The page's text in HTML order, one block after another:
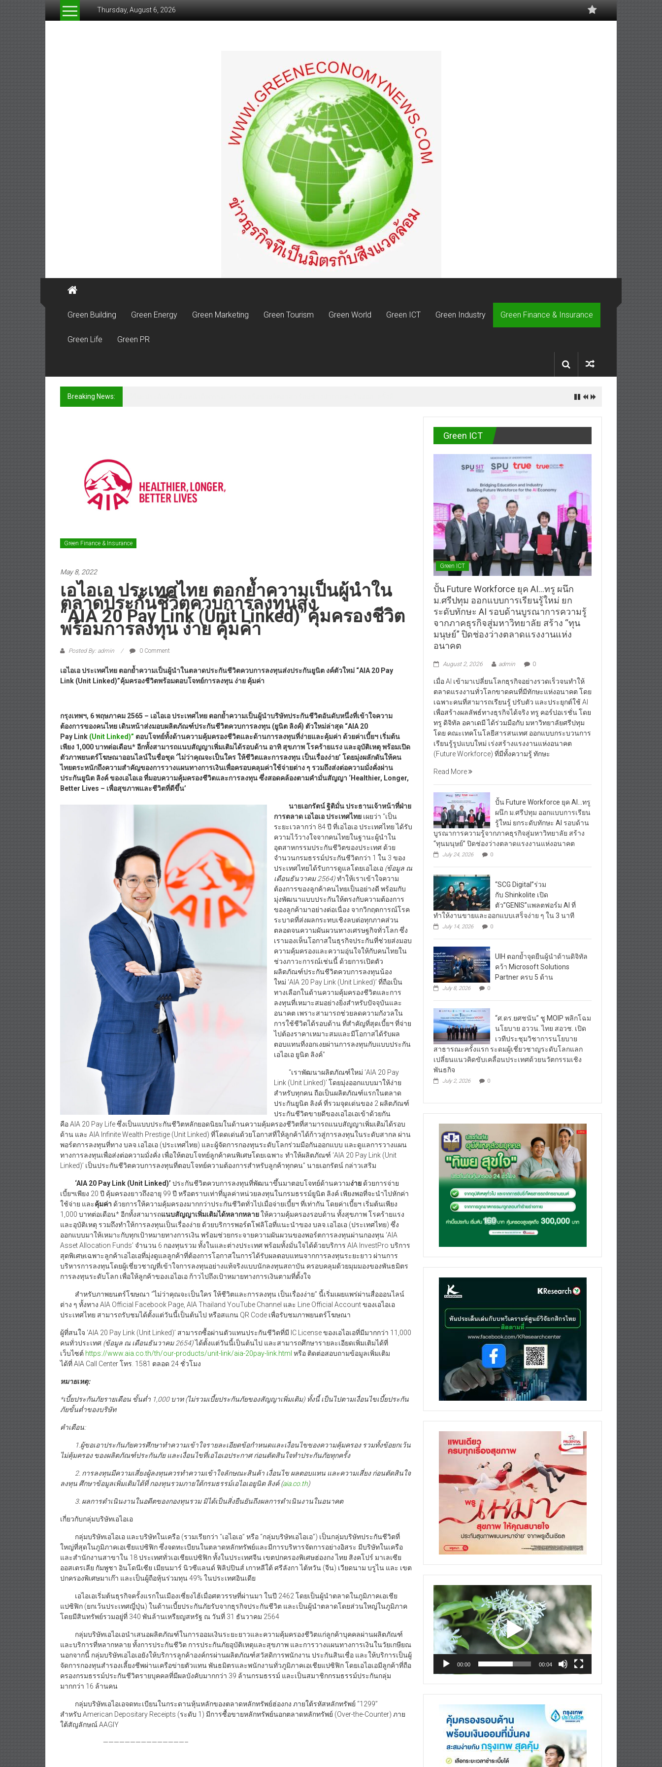
Thursday, August 6, 2026
Green Building Green Energy Green Marketing Green Tourism Green World Green ICT Green Industry Green Finance & Insurance
Green Life Green PR
Breaking News:
Green Finance & Insurance
May 8, 2022
เอไอเอ ประเทศไทย ตอกย้ำความเป็นผู้นำใน
ตลาดประกันชีวิตควบการลงทุนส่ง
“AIA 20 Pay Link (Unit Linked)”คุ้มครองชีวิต
พร้อมการลงทุน ง่าย คุ้มค่า
Posted By: admin 0 Comment
เอไอเอ ประเทศไทย ตอกย้ำความเป็นผู้นำในตลาดประกันชีวิตควบการลงทุนส่งประกันยูนิต งค์ตัวใหม่ “AIA 20 Pay
Link (Unit Linked)”คุ้มครองชีวิตพร้อมตอบโจทย์การลงทุน ง่าย คุ้มค่า
กรุงเทพฯ, 6 พฤษภาคม 2565 – เอไอเอ ประเทศไทย ตอกย้ำความเป็นผู้นำบริษัทประกันชีวิตอันดับหนึ่งที่เข้าใจความ
ต้องการของคนไทย เดินหน้าส่งมอบผลิตภัณฑ์ประกันชีวิตควบการลงทุน (ยูนิต ลิงค์) ตัวใหม่ล่าสุด “AIA 20
Pay Link (Unit Linked)” ตอบโจทย์ทั้งด้านความคุ้มครองชีวิตและด้านการลงทุนที่ง่ายและคุ้มค่า ด้วยค่าเบี้ยฯ เริ่มต้น
เพียง 1 ,000 บาทต่อเดือน* อีกทั้งสามารถแนบสัญญาเพิ่มเติมได้รอบด้าน อาทิ สุขภาพ โรคร้ายแรง และอุบัติเหตุ พร้อมเปิด
ตัวภาพยนตร์โฆษณาออนไลน์ในชื่อชุด ‘ไม่ว่าคุณจะเป็นใคร ให้ชีวิตและการลงทุน เป็นเรื่องง่าย’ โดยมุ่งผลักดันให้คน
ไทยตระหนักถึงความสำคัญของการวางแผนทางการเงินเพื่อครอบคลุมค่าใช้จ่ายต่าง ๆ รวมถึงส่งต่อความมั่งคั่งผ่าน
ประกันยูนิต ลิงค์ ของเอไอเอ ที่มอบความคุ้มครองชีวิตและการลงทุน ซึ่งสอดคล้องตามคำมั่นสัญญา ‘Healthier, Longer,
Better Lives – เพื่อสุขภาพและชีวิตที่ดีขึ้น’
นายเอกรัตน์ ฐิติมั่น ประธานเจ้าหน้าที่ฝ่าย
การตลาด เอไอเอ ประเทศไทย เผยว่า “เป็น
ระยะเวลากว่า 84 ปี ที่เอไอเอ ประเทศไทย ได้รับ
ความไว้วางใจจากคนไทยในฐานะผู้นำใน
อุตสาหกรรมประกันชีวิตของประเทศ ด้วย
จำนวนกรมธรรม์ประกันชีวิตกว่า 1 ใน 3 ของ
ประเทศไทยได้รับการดูแลโดยเอไอเอ (ข้อมูล ณ
เดือนธันวาคม 2564)ทำให้เราเข้าใจความ
ต้องการของลูกค้าคนไทยเป็นอย่างดี พร้อมกับ
มุ่งพัฒนาแบบประกันให้ตรงกับความต้องการ
ของลูกค้ามาอย่างต่อเนื่อง จากวิกฤตการณ์โรค
ระบาดที่ส่งผลกระทบเชิงลบต่อทุกภาคส่วน
ตลอดจนความผันผวนทางเศรษฐกิจทั่วโลก ซึ่ง
เรามองเห็นโอกาสในธุรกิจประกันที่ช่วยส่งมอบ
ความคุ้มครองและความอุ่นใจให้กับคนไทยใน
ช่วงภาวะการณ์เช่นนี้ ด้วยการเปิดตัว
ผลิตภัณฑ์ประกันชีวิตควบการลงทุนน้อง
ใหม่ ‘AIA 20 Pay Link (Unit Linked)’ ที่ถือเป็น
ทางเลือกในด้านความคุ้มครองชีวิตและการ
ลงทุนที่เหมาะสมอย่างยิ่งสำหรับปัจจุบันและ
อนาคต เพราะสามารถช่วยลดความกังวลใน
การใช้ชีวิตได้รอบด้าน ที่สำคัญที่สุดเบี้ยฯ ที่จ่าย
ไปต้องราคาเหมาะสมและมีโอกาสได้รับผล
ตอบแทนที่งอกเงยผ่านการลงทุนกับแบบประกัน
เอไอเอ ยูนิต ลิงค์”
“เราพัฒนาผลิตภัณฑ์ใหม่ ‘AIA 20 Pay
Link (Unit Linked)’ โดยมุ่งออกแบบมาให้ง่าย
สำหรับทุกคน ถือเป็นผลิตภัณฑ์แรกในตลาด
ประกันยูนิต ลิงค์ ที่รวมจุดเด่นของ 2 ผลิตภัณฑ์
ประกันชีวิตขายดีของเอไอเอเข้าด้วยกัน
คือ AIA 20 Pay Life ซึ่งเป็นแบบประกันชีวิตหลักยอดนิยมในด้านความคุ้มครองชีวิตที่สามารถแนบสัญญาเพิ่มเติมได้รอบ
ด้าน และ AIA Infinite Wealth Prestige (Unit Linked) ที่โดดเด่นด้วยโอกาสที่ให้ลูกค้าได้ก้าวสู่การลงทุนในระดับสากล ผ่าน
พอร์ตการลงทุนที่ทาง บลจ.เอไอเอ (ประเทศไทย) และผู้จัดการกองทุนระดับโลกร่วมมือกันออกแบบ และดูแลการวางแผน
ทางการลงทุนเพื่อส่งต่อความมั่งคั่ง เพื่อให้ตอบโจทย์ลูกค้าคนพิเศษโดยเฉพาะ ทำให้ผลิตภัณฑ์ ‘AIA 20 Pay Link (Unit
Linked)’ เป็นประกันชีวิตควบการลงทุนที่ตอบโจทย์ความต้องการสำหรับลูกค้าทุกคน” นายเอกรัตน์ กล่าวเสริม
‘AIA 20 Pay Link (Unit Linked)’ ประกันชีวิตควบการลงทุนที่พัฒนาขึ้นมาตอบโจทย์ด้านความง่าย ด้วยการจ่าย
เบี้ยฯเพียง 20 ปี คุ้มครองยาวถึงอายุ 99 ปี หรือตราบเท่าที่มูลค่าหน่วยลงทุนในกรมธรรม์ยูนิต ลิงค์ เพียงพอที่จะนำไปหักค่า
ใช้จ่าย และคุ้มค่า ด้วยการให้ความคุ้มครองมากกว่าประกันชีวิตทั่วไปเมื่อจ่ายเบี้ยฯ ที่เท่ากัน โดยค่าเบี้ยฯ เริ่มต้นเพียง
1,000 บาทต่อเดือน* อีกทั้งสามารถแนบสัญญาเพิ่มเติมได้หลากหลายให้ความคุ้มครองรอบด้าน ทั้งสุขภาพ โรคร้ายแรง
และอุบัติเหตุ รวมถึงทำให้การลงทุนเป็นเรื่องง่าย ด้วยบริการพอร์ตโฟลิโอที่แนะนำของ บลจ.เอไอเอ (ประเทศไทย) ซึ่ง
ออกแบบมาให้เหมาะกับทุกเป้าหมายทางการเงิน พร้อมช่วยกระจายความผันผวนของพอร์ตการลงทุนผ่านกองทุน ‘AlA
Asset Allocation Funds’ จำนวน 6 กองทุนรวม ทั้งในและต่างประเทศ พร้อมทั้งมั่นใจได้ด้วยบริการ AIA InvestPro บริการ
สุดพิเศษเฉพาะลูกค้าเอไอเอที่มุ่งดูแลลูกค้าที่ต้องการโอกาสในการได้รับผลตอบแทนจากการลงทุนระยะยาว ผ่านการ
บริหารการลงทุนโดยผู้เชี่ยวชาญที่เข้าใจการลงทุนอย่างแท้จริงแบบนักลงทุนสถาบัน ครอบคลุมด้วยมุมมองของพันธมิตร
การลงทุนระดับโลก เพื่อให้ลูกค้าของเอไอเอ ก้าวไปถึงเป้าหมายทางการเงินตามที่ตั้งใจ
สำหรับภาพยนตร์โฆษณา “ไม่ว่าคุณจะเป็นใคร ให้ชีวิตและการลงทุน เป็นเรื่องง่าย” นี้เริ่มเผยแพร่ผ่านสื่อออนไลน์
ต่าง ๆ ทั้งทาง AIA Official Facebook Page, AIA Thailand YouTube Channel และ Line Official Account ของเอไอเอ
ประเทศไทย สามารถรับชมได้ตั้งแต่วันนี้เป็นต้นไป หรือสแกน QR Code เพื่อรับชมภาพยนตร์โฆษณา
ผู้ที่สนใจ ‘AIA 20 Pay Link (Unit Linked)’ สามารถซื้อผ่านตัวแทนประกันชีวิตที่มี IC License ของเอไอเอที่มีมากกว่า 11,000
คนทั่วประเทศ (ข้อมูล ณ เดือนธันวาคม 2654)ได้ตั้งแต่วันนี้เป็นต้นไป และสามารถศึกษารายละเอียดเพิ่มเติมได้ที่
เว็บไซต์ https://www.aia.co.th/th/our-products/unit-link/aia-20pay-link.html หรือ ติดต่อสอบถามข้อมูลเพิ่มเติม
ได้ที่ AIA Call Center โทร. 1581 ตลอด 24 ชั่วโมง
หมายเหตุ:
*เบี้ยประกันภัยรายเดือน ขั้นต่ำ 1,000 บาท (ไม่รวมเบี้ยประกันภัยของสัญญาเพิ่มเติม) ทั้งนี้ เป็นไปตามเงื่อนไขเบี้ยประกัน
ภัยขั้นต่ำของบริษัท
คำเตือน:
1.ผู้ขอเอาประกันภัยควรศึกษาทำความเข้าใจรายละเอียดข้อกำหนดและเงื่อนไขของความคุ้มครอง รวมทั้งข้อยกเว้น
ไม่คุ้มครอง ของผลิตภัณฑ์ประกันภัย และเงื่อนไขที่เอไอเอประกาศ ก่อนตัดสินใจทำประกันภัยทุกครั้ง
2. การลงทุนมีความเสี่ยงผู้ลงทุนควรทำความเข้าใจลักษณะสินค้า เงื่อนไข ผลตอบแทน และความเสี่ยง ก่อนตัดสินใจ
ลงทุน ศึกษาข้อมูลเพิ่มเติมได้ที่ กองทุนรวมภายใต้กรมธรรม์เอไอเอยูนิต ลิงค์ (aia.co.th)
3. ผลการดำเนินงานในอดีตของกองทุนรวม มิได้เป็นสิ่งยืนยันถึงผลการดำเนินงานในอนาคต
เกี่ยวกับกลุ่มบริษัทเอไอเอ
กลุ่มบริษัทเอไอเอ และบริษัทในเครือ (รวมเรียกว่า “เอไอเอ” หรือ “กลุ่มบริษัทเอไอเอ”) เป็นกลุ่มบริษัทประกันชีวิตที่
ใหญ่ที่สุดในภูมิภาคเอเชียแปซิฟิก ซึ่งจดทะเบียนในตลาดหลักทรัพย์และมีการบริหารจัดการอย่างอิสระ มีบริษัทในเครือ
และสำนักงานสาขาใน 18 ประเทศทั่วเอเชียแปซิฟิก ทั้งในประเทศจีน เขตปกครองพิเศษฮ่องกง ไทย สิงคโปร์ มาเลเซีย
ออสเตรเลีย กัมพูชา อินโดนีเซีย เมียนมาร์ นิวซีแลนด์ ฟิลิปปินส์ เกาหลีใต้ ศรีลังกา ไต้หวัน (จีน) เวียดนาม บรูไน และ เขต
ปกครองพิเศษมาเก๊า และเป็นผู้ถือหุ้นร่วมทุน 49% ในประเทศอินเดีย
เอไอเอเริ่มต้นธุรกิจครั้งแรกในเมืองเซี่ยงไฮ้เมื่อศตวรรษที่ผ่านมา ในปี 2462 โดยเป็นผู้นำตลาดในภูมิภาคเอเชีย
แปซิฟิก (ยกเว้นประเทศญี่ปุ่น) ในด้านเบี้ยประกันภัยรับจากธุรกิจประกันชีวิต และเป็นผู้นำตลาดโดยส่วนใหญ่ในภูมิภาค
โดยมีสินทรัพย์รวมอยู่ที่ 340 พันล้านเหรียญสหรัฐ ณ วันที่ 31 ธันวาคม 2564
กลุ่มบริษัทเอไอเอนำเสนอผลิตภัณฑ์ในการออมเงินระยะยาวและความคุ้มครองชีวิตแก่ลูกค้าบุคคลผ่านผลิตภัณฑ์
และบริการที่หลากหลาย ทั้งการประกันชีวิต การประกันภัยอุบัติเหตุและสุขภาพ และการวางแผนทางการเงินในวัยเกษียณ
นอกจากนี้ กลุ่มบริษัทเอไอเอยังให้บริการลูกค้าองค์กรผ่านผลิตภัณฑ์สวัสดิการพนักงาน ประกันสินเชื่อ และให้บริการเป็นผู้
จัดการกองทุนสำรองเลี้ยงชีพผ่านเครือข่ายตัวแทน พันธมิตรและพนักงานทั่วภูมิภาคเอเชียแปซิฟิก โดยเอไอเอมีลูกค้าที่ถือ
ครองกรมธรรม์ประกันชีวิตรายบุคคลที่มีผลบังคับมากกว่า 39 ล้านกรมธรรม์ และเป็นสมาชิกกรมธรรม์ประกันกลุ่ม
มากกว่า 16 ล้านคน
กลุ่มบริษัทเอไอเอจดทะเบียนในกระดานหุ้นหลักของตลาดหลักทรัพย์ฮ่องกง ภายใต้รหัสหลักทรัพย์ “1299”
สำหรับ American Depositary Receipts (ระดับ 1) มีการซื้อขายหลักทรัพย์นอกตลาดหลักทรัพย์ (Over-the-Counter) ภาย
ใต้สัญลักษณ์ AAGIY
———————————————–
Green ICT
Green ICT
ปั้น Future Workforce ยุค AI…ทรู ผนึก
ม.ศรีปทุม ออกแบบการเรียนรู้ใหม่ ยก
ระดับทักษะ AI รอบด้านบูรณาการความรู้
จากภาคธุรกิจสู่มหาวิทยาลัย สร้าง “ทุน
มนุษย์” ปิดช่องว่างตลาดแรงงานแห่ง
อนาคต
August 2, 2026 admin 0
เมื่อ AI เข้ามาเปลี่ยนโลกธุรกิจอย่างรวดเร็วจนทำให้
ตลาดแรงงานทั่วโลกขาดคนที่มีทักษะแห่งอนาคต โดย
เฉพาะคนที่สามารถเรียนรู้ ปรับตัว และประยุกต์ใช้ AI
เพื่อสร้างผลลัพธ์ทางธุรกิจได้จริง ทรู คอร์ปอเรชั่น โดย
ทรู ดิจิทัล อคาเดมี ได้ร่วมมือกับ มหาวิทยาลัยศรีปทุม
โดย คณะเทคโนโลยีสารสนเทศ ออกแบบกระบวนการ
เรียนรู้รูปแบบใหม่ เร่งสร้างแรงงานแห่งอนาคต
(Future Workforce) ที่มีทั้งความรู้ ทักษะ
Read More
ปั้น Future Workforce ยุค AI…ทรู
ผนึก ม.ศรีปทุม ออกแบบการเรียน
รู้ใหม่ ยกระดับทักษะ AI รอบด้าน
บูรณาการความรู้จากภาคธุรกิจสู่มหาวิทยาลัย สร้าง
“ทุนมนุษย์” ปิดช่องว่างตลาดแรงงานแห่งอนาคต
July 24, 2026 0
“SCG Digital”ร่วม
กับ Shinkolite เปิด
ตัว”GENIS”แพลตฟอร์ม AI ที่
ทำให้งานขายและออกแบบเสร็จง่าย ๆ ใน 3 นาที
July 14, 2026 0
UIH ตอกย้ำจุดยืนผู้นำด้านดิจิทัล
คว้า Microsoft Solutions
Partner ครบ 5 ด้าน
July 8, 2026 0
“ศ.ดร.ยศชนัน” ชู MOIP พลิกโฉม
นโยบาย อววน. ไทย สอวช. เปิด
เวทีประชุมวิชาการนโยบาย
สาธารณะครั้งแรก ระดมผู้เชี่ยวชาญระดับโลกแลก
เปลี่ยนแนวคิดขับเคลื่อนประเทศด้วยนวัตกรรมเชิง
พันธกิจ
July 2, 2026 0
Video
Player
00:00 00:04